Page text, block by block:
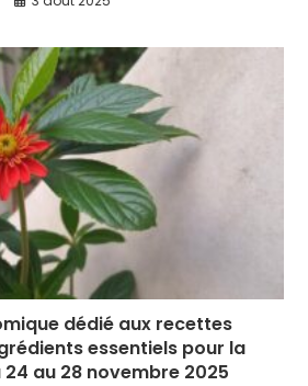
dédié aux recettes
essentiels pour la
au 28 novembre 2025